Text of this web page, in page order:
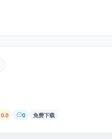
0.0 0 免费下载